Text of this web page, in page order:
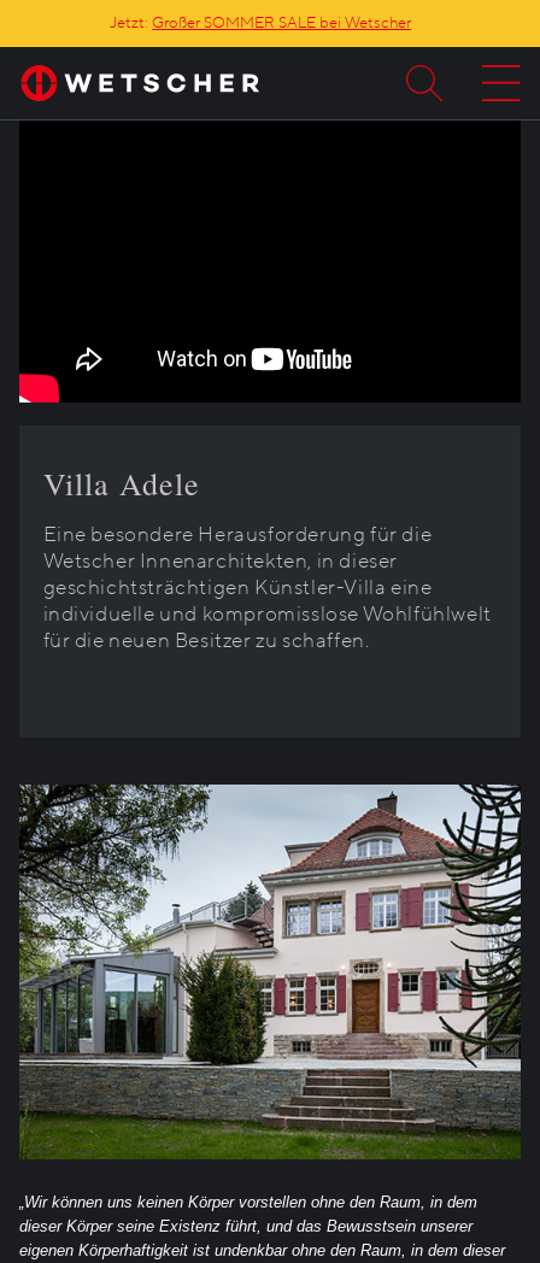
Jetzt:Großer SOMMER SALE bei Wetscher
Villa Adele
Eine besondere Herausforderung für die
Wetscher Innenarchitekten, in dieser
geschichtsträchtigen Künstler-Villa eine
individuelle und kompromisslose Wohlfühlwelt
für die neuen Besitzer zu schaffen.
„Wir können uns keinen Körper vorstellen ohne den Raum, in dem
dieser Körper seine Existenz führt, und das Bewusstsein unserer
eigenen Körperhaftigkeit ist undenkbar ohne den Raum, in dem dieser